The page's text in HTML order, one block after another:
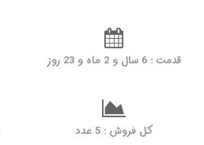
قدمت : 6 سال و 2 ماه و 23 روز
کل فروش : 5 عدد